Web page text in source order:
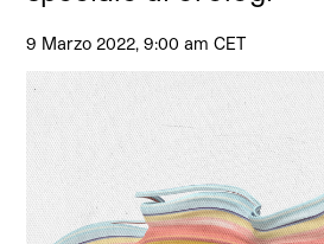
9 Marzo 2022, 9:00 am CET